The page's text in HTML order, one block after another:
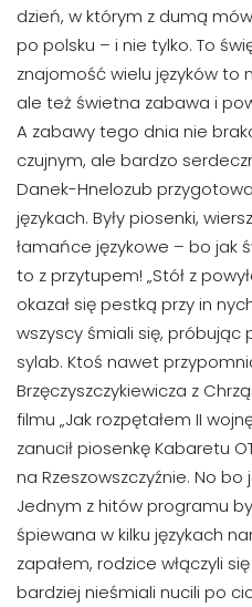
dzień, w którym z dumą
po polsku – i nie tylko. To
znajomość wielu języków to
ale też świetna zabawa i
A zabawy tego dnia nie
czujnym, ale bardzo
Danek-Hnelozub
językach. Były piosenki,
łamańce językowe – bo jak
to z przytupem! „Stół z
okazał się pestką przy in
wszyscy śmiali się,
sylab. Ktoś nawet
Brzęczyszczykiewicza z
filmu „Jak rozpętałem II
zanucił piosenkę Kabaretu
na Rzeszowszczyźnie. No bo
Jednym z hitów programu
śpiewana w kilku językach
zapałem, rodzice włączyli
bardziej nieśmiali nucili po